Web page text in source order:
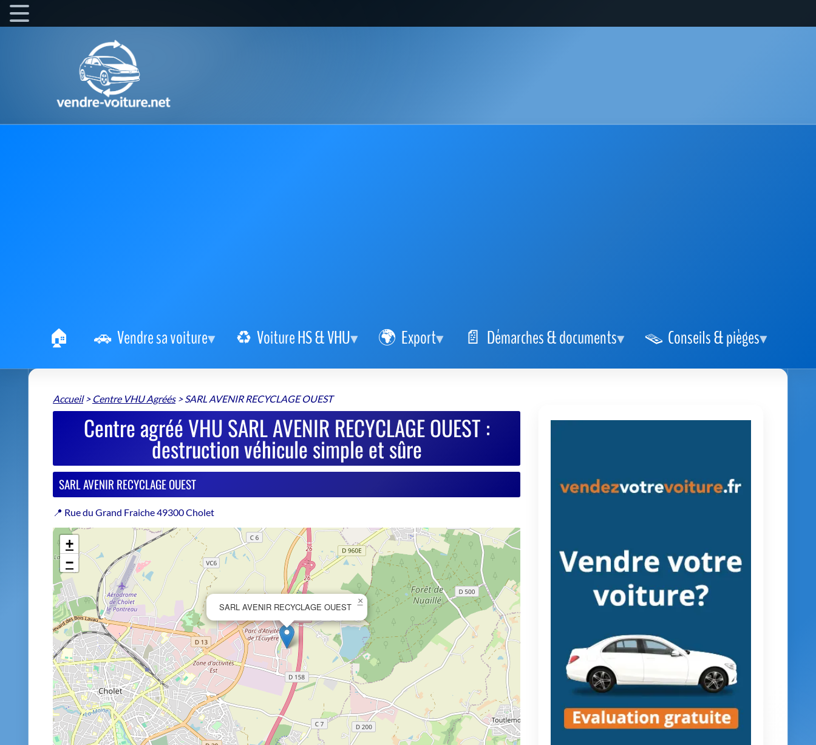
Vendre sa voiture Voiture HS & VHU Export Démarches & documents Conseils & pièges
Accueil> Centre VHU Agréés>SARL AVENIR RECYCLAGE OUEST
Centre agréé VHU SARL AVENIR RECYCLAGE OUEST :
destruction véhicule simple et sûre
SARL AVENIR RECYCLAGE OUEST
📍 Rue du Grand Fraiche 49300 Cholet
SARL AVENIR RECYCLAGE OUEST
×
+
−